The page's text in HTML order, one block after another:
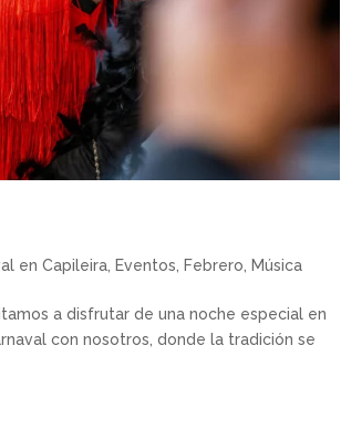
en Capileira Eventos Febrero Música
a disfrutar de una noche especial en
con nosotros, donde la tradición se